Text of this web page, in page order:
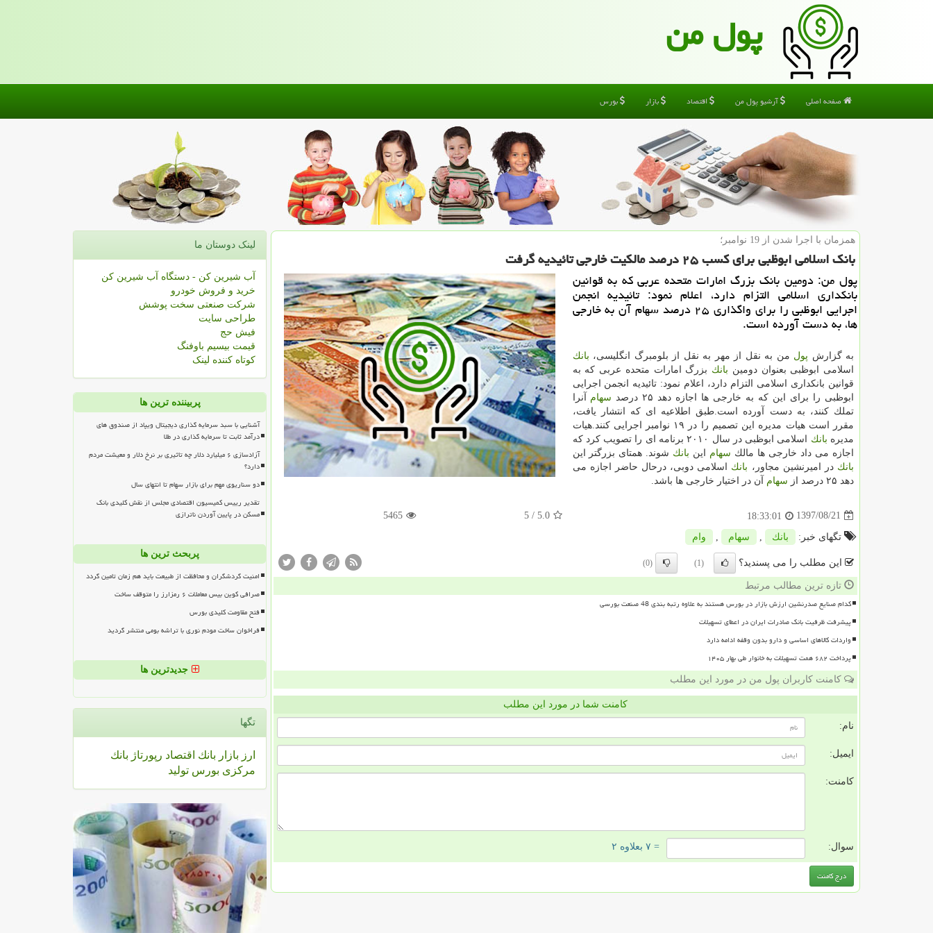
پول من
صفحه اصلی آرشیو پول من اقتصاد بازار بورس
همزمان با اجرا شدن از 19 نوامبر؛
بانك اسلامی ابوظبی برای كسب ۲۵ درصد مالكیت خارجی تائیدیه گرفت
پول من: دومین بانك بزرگ امارات متحده عربی كه به قوانین
بانكداری اسلامی التزام دارد، اعلام نمود: تائیدیه انجمن
اجرایی ابوظبی را برای واگذاری ۲۵ درصد سهام آن به خارجی
ها، به دست آورده است.
به گزارش پول من به نقل از مهر به نقل از بلومبرگ انگلیسی، بانك
اسلامی ابوظبی بعنوان دومین بانك بزرگ امارات متحده عربی كه به
قوانین بانكداری اسلامی التزام دارد، اعلام نمود: تائیدیه انجمن اجرایی
ابوظبی را برای این كه به خارجی ها اجازه دهد ۲۵ درصد
سهام آنرا
تملك كنند، به دست آورده است.طبق اطلاعیه ای كه انتشار یافت،
مقرر است هیات مدیره این تصمیم را در ۱۹ نوامبر اجرایی كنند.هیات
مدیره بانك
اسلامی ابوظبی در سال ۲۰۱۰ برنامه ای را تصویب كرد كه
اجازه می داد خارجی ها مالك سهام این بانك شوند. همتای بزرگتر این
بانك در امیرنشین مجاور، بانك اسلامی دوبی، درحال حاضر اجازه می
دهد ۲۵ درصد از
سهام آن در اختیار خارجی ها باشد.
1397/08/21
18:33:01
5.0
/ 5
5465
تگهای خبر: بانك سهام وام
این مطلب را می پسندید؟ (1)
(0)
تازه ترین مطالب مرتبط
کدام صنایع صدرنشین ارزش بازار در بورس هستند به علاوه رتبه بندی 48 صنعت بورسی
پیشرفت ظرفیت بانک صادرات ایران در اعطای تسهیلات
واردات کالاهای اساسی و دارو بدون وقفه ادامه دارد
پرداخت ۶۸۲ همت تسهیلات به خانوار طی بهار ۱۴۰۵
کامنت کاربران پول من در مورد این مطلب
کامنت شما در مورد این مطلب
نام:
ایمیل:
کامنت:
سوال: = ۷ بعلاوه ۲
لینک دوستان ما
آب شیرین کن - دستگاه آب شیرین کن
خرید و فروش خودرو
شرکت صنعتی سخت پوشش
طراحی سایت
فیش حج
قیمت بیسیم باوفنگ
کوتاه کننده لینک
پربیننده ترین ها
آشنایی با سبد سرمایه گذاری دیجیتال ویپاد از صندوق های
درآمد ثابت تا سرمایه گذاری در طلا
آزادسازی ۶ میلیارد دلار چه تاثیری بر نرخ دلار و معیشت مردم
دارد؟
دو سناریوی مهم برای بازار سهام تا انتهای سال
تقدیر رییس کمیسیون اقتصادی مجلس از نقش کلیدی بانک
مسکن در پایین آوردن ناترازی
پربحث ترین ها
امنیت گردشگران و محافظت از طبیعت باید هم زمان تامین گردد
صرافی کوین بیس معاملات ۶ رمزارز را متوقف ساخت
فتح مقاومت کلیدی بورس
فراخوان ساخت مودم نوری با تراشه بومی منتشر گردید
جدیدترین ها
تگها
ارز بازار بانك اقتصاد رپورتاژ بانك
مركزی بورس تولید